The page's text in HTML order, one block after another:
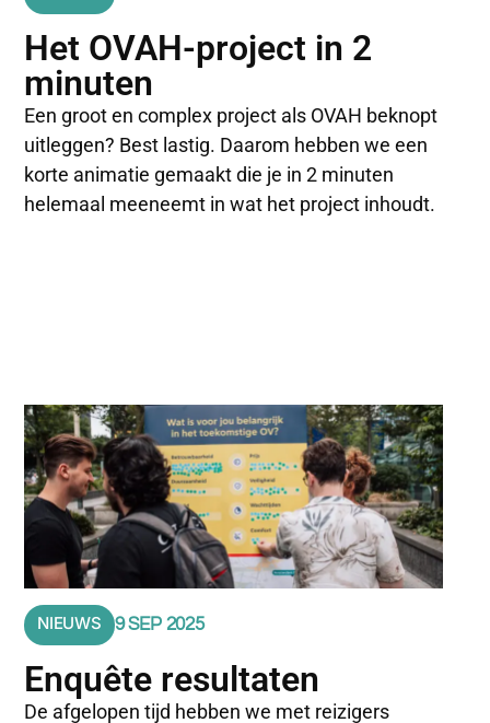
Het OVAH-project in 2
minuten
Een groot en complex project als OVAH beknopt
uitleggen? Best lastig. Daarom hebben we een
korte animatie gemaakt die je in 2 minuten
helemaal meeneemt in wat het project inhoudt.
NIEUWS 9 SEP 2025
Enquête resultaten
De afgelopen tijd hebben we met reizigers